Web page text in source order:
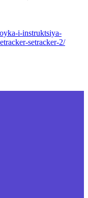
i-instruktsiya-
setracker-2/